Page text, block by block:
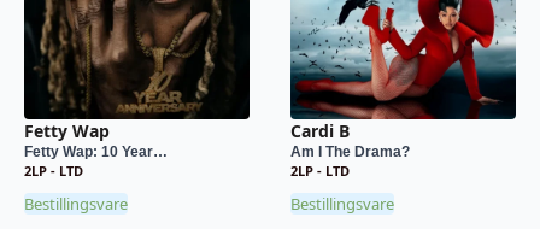
Fetty Wap
Fetty Wap: 10 Year…
2LP - LTD
Bestillingsvare
Cardi B
Am I The Drama?
2LP - LTD
Bestillingsvare